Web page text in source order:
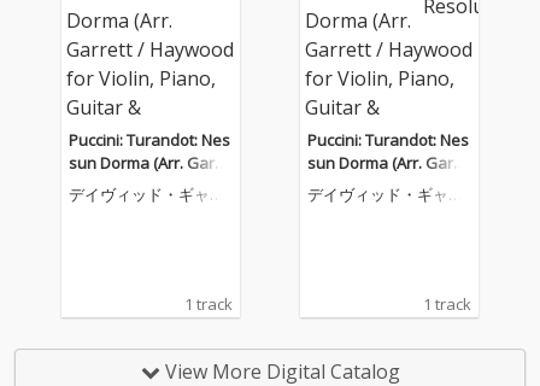
Puccini: Turandot: Nes
sun Dorma (Arr. Garre
tt / Haywood for Violi
n, Piano, Guitar & Orc
デイヴィッド・ギャレ
1 track
Puccini: Turandot: Nes
sun Dorma (Arr. Garre
tt / Haywood for Violi
n, Piano, Guitar & Orc
デイヴィッド・ギャレ
1 track
View More Digital Catalog